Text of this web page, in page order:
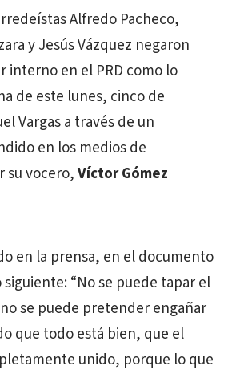
Alfredo Pacheco,
y Jesús Vázquez negaron
interno en el PRD como lo
de este lunes, cinco de
Vargas a través de un
en los medios de
su vocero,Víctor Gómez
en la prensa, en el documento
siguiente: “No se puede tapar el
se puede pretender engañar
que todo está bien, que el
unido, porque lo que